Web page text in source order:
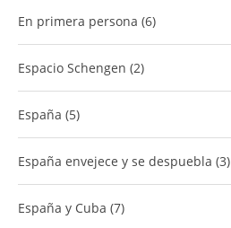
En primera persona (6)
Espacio Schengen (2)
España (5)
España envejece y se despuebla (3)
España y Cuba (7)